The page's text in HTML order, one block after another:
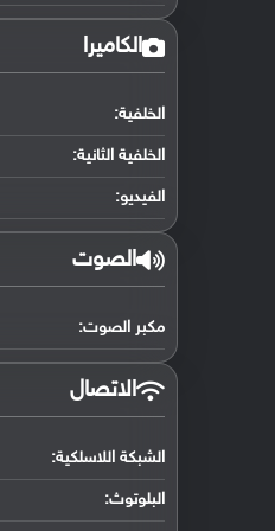
الكاميرا
الخلفية:
الخلفية الثانية:
الفيديو:
الصوت
مكبر الصوت:
الاتصال
الشبكة اللاسلكية:
البلوتوث: